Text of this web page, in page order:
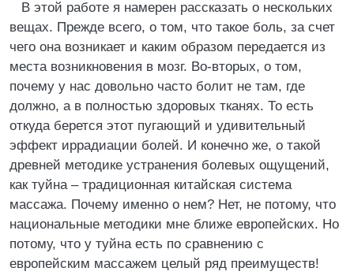
В этой работе я намерен рассказать о нескольких
вещах. Прежде всего, о том, что такое боль, за счет
чего она возникает и каким образом передается из
места возникновения в мозг. Во-вторых, о том,
почему у нас довольно часто болит не там, где
должно, а в полностью здоровых тканях. То есть
откуда берется этот пугающий и удивительный
эффект иррадиации болей. И конечно же, о такой
древней методике устранения болевых ощущений,
как туйна – традиционная китайская система
массажа. Почему именно о нем? Нет, не потому, что
национальные методики мне ближе европейских. Но
потому, что у туйна есть по сравнению с
европейским массажем целый ряд преимуществ!